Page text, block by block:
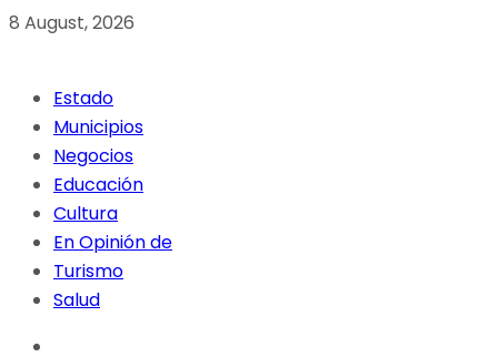
8 August, 2026
Estado
Municipios
Negocios
Educación
Cultura
En Opinión de
Turismo
Salud